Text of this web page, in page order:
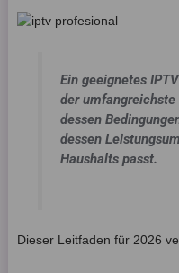
Ein geeignetes
der umfangreichste
dessen
dessen
Haushalts passt.
Dieser Leitfaden für 2026